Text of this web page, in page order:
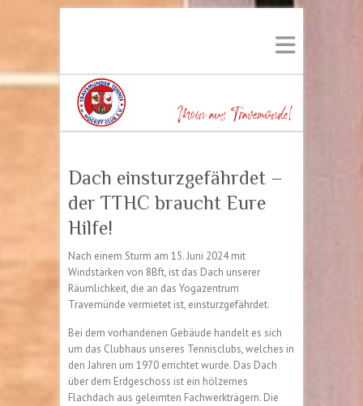
Dach einsturzgefährdet –
der TTHC braucht Eure
Hilfe!
Nach einem Sturm am 15. Juni 2024 mit
Windstärken von 8Bft, ist das Dach unserer
Räumlichkeit, die an das Yogazentrum
Travemünde vermietet ist, einsturzgefährdet.
Bei dem vorhandenen Gebäude handelt es sich
um das Clubhaus unseres Tennisclubs, welches in
den Jahren um 1970 errichtet wurde. Das Dach
über dem Erdgeschoss ist ein hölzernes
Flachdach aus geleimten Fachwerkträgern. Die